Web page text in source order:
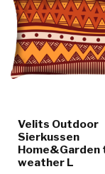
Velits Outdoor
Sierkussen
Home&Garden
weather L